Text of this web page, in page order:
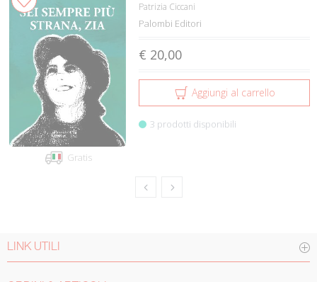
Gratis
Patrizia Ciccani
Palombi Editori
€ 20,00
Aggiungi al carrello
3 prodotti disponibili
LINK UTILI